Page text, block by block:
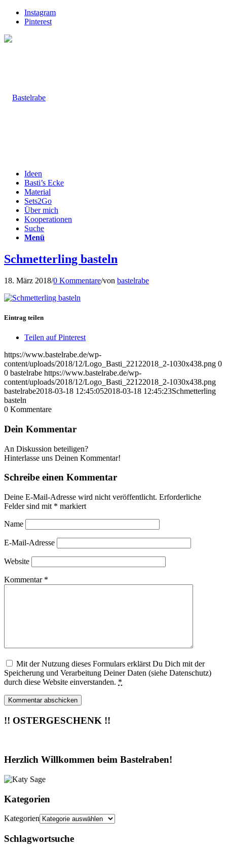
Instagram
Pinterest
Ideen
Basti’s Ecke
Material
Sets2Go
Über mich
Kooperationen
Suche
Menü
Schmetterling basteln
18. März 2018/0 Kommentare/von bastelrabe
Eintrag teilen
Teilen auf Pinterest
https://www.bastelrabe.de/wp-
content/uploads/2018/12/Logo_Basti_22122018_2-1030x438.png 0
0 bastelrabe https://www.bastelrabe.de/wp-
content/uploads/2018/12/Logo_Basti_22122018_2-1030x438.png
bastelrabe2018-03-18 12:45:052018-03-18 12:45:23Schmetterling
basteln
0 Kommentare
Dein Kommentar
An Diskussion beteiligen?
Hinterlasse uns Deinen Kommentar!
Schreibe einen Kommentar
Deine E-Mail-Adresse wird nicht veröffentlicht. Erforderliche
Felder sind mit * markiert
Name
E-Mail-Adresse
Website
Kommentar *
Mit der Nutzung dieses Formulars erklärst Du Dich mit der
Speicherung und Verarbeitung Deiner Daten (siehe Datenschutz)
durch diese Website einverstanden. *
!! OSTERGESCHENK !!
Herzlich Willkommen beim Bastelraben!
Kategorien
Kategorien
Schlagwortsuche